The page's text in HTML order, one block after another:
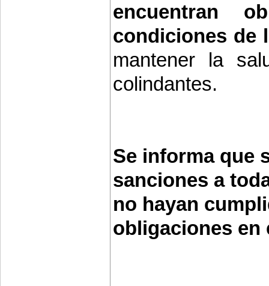
encuentran
condiciones de
mantener la
colindantes.
Se informa que
sanciones a
no hayan
obligaciones en